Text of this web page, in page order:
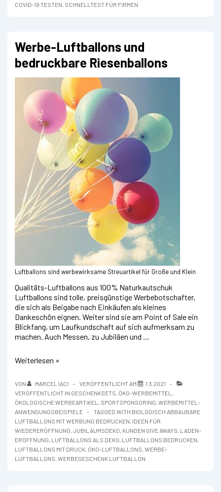
COVID-19 TESTEN SCHNELLTEST FÜR FIRMEN
Werbe-Luftballons und
bedruckbare Riesenballons
Luftballons sind werbewirksame Streuartikel für Große und Klein
Qualitäts-Luftballons aus 100% Naturkautschuk
Luftballons sind tolle, preisgünstige Werbebotschafter,
die sich als Beigabe nach Einkäufen als kleines
Dankeschön eignen. Weiter sind sie am Point of Sale ein
Blickfang, um Laufkundschaft auf sich aufmerksam zu
machen. Auch Messen, zu Jubiläen und …
Werbe-
bedruckbare
Riesenballons
Weiterlesen »
VON MARCEL IACI VERÖFFENTLICHT AM
1.3.2021
VERÖFFENTLICHT IN GESCHENKSETS ÖKO-WERBEMITTEL
ÖKOLOGISCHE WERBEARTIKEL
SPORTSPONSORING WERBEMITTEL-
ANWENDUNGSBEISPIELE
TAGGED WITH BIOLOGISCH ABBAUBARE
LUFTBALLONS MIT WERBUNG BEDRUCKEN IDEEN FÜR
WIEDERERÖFFNUNG JUBILÄUMSDEKO KUNDEN GIVE AWAYS LADEN-
ERÖFFNUNG LUFTBALLONS ALS DEKO LUFTBALLONS BEDRUCKEN
LUFTBALLONS MIT DRUCK ÖKO-LUFTBALLONS WERBE-
LUFTBALLONS WERBEGESCHENK LUFTBALLON